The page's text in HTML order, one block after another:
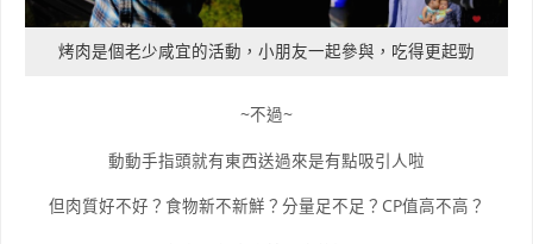
烤肉是個老少咸宜的活動，小朋友一起參與，吃得更起勁
~不過~
動動手指頭就有東西送過來是有點吸引人啦
但肉質好不好？食物新不新鮮？分量足不足？CP值高不高？